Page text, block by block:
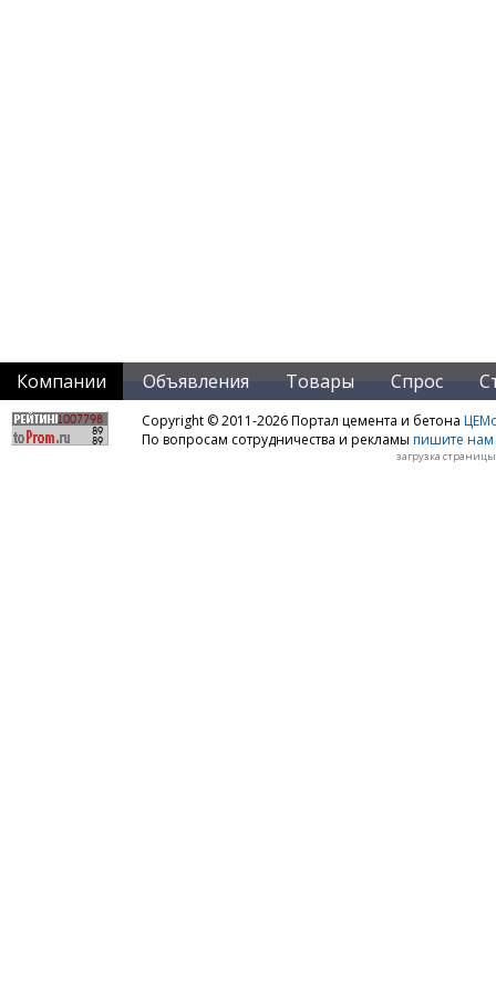
Компании Объявления Товары Спрос
Copyright © 2011-2026 Портал цемента и бетона
По вопросам сотрудничества и рекламы пишите нам
загрузка